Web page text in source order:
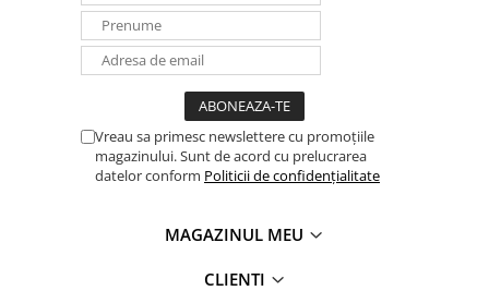
Vreau sa primesc newslettere cu promoțiile
magazinului. Sunt de acord cu prelucrarea
datelor conform Politicii de confidențialitate
MAGAZINUL MEU
CLIENTI